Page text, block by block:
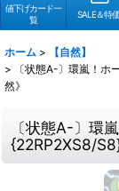
値下げカード一
覧
SALE＆特
ホーム >
【自然】
>
〔状態A-〕環嵐！ホ
然》
〔状態A-〕環
{22RP2XS8/